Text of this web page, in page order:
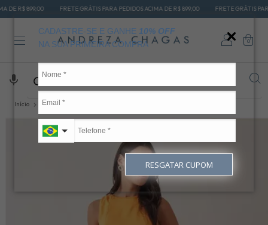
CADASTRE-SE E GANHE 10% OFF
NA SUA PRIMEIRA COMPRA
RESGATAR CUPOM
FRETE GRÁTIS PARA PEDIDOS ACIMA DE R$ 899,00 FRETE GRÁTIS PARA PEDIDOS
0
Início CALÇAS JEANS